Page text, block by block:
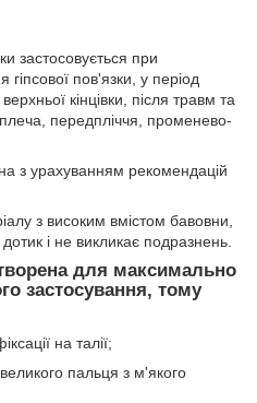
застосовується при
пов'язки, у період
верхньої кінцівки, після травм та
передпліччя, променево-
з урахуванням рекомендацій
з високим вмістом бавовни,
і не викликає подразнень.
для максимально
застосування, тому
на талії;
пальця з м'якого